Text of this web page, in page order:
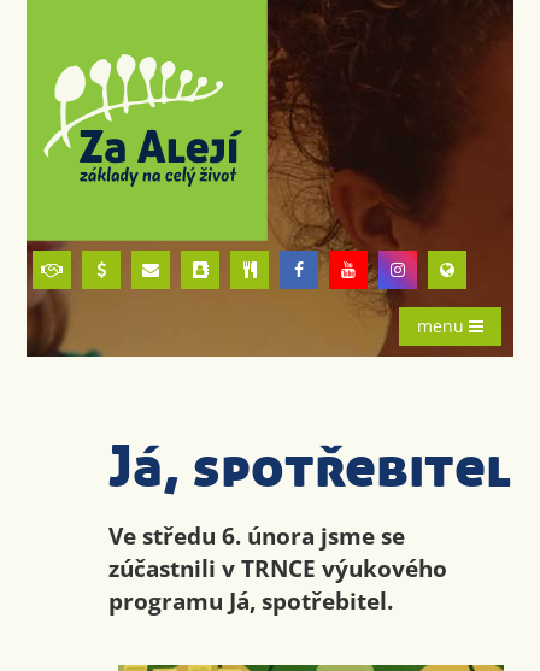
menu
Já, spotřebitel
Ve středu 6. února jsme se
zúčastnili v TRNCE výukového
programu Já, spotřebitel.